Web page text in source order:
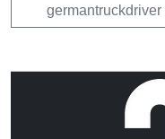
germantruckdriver